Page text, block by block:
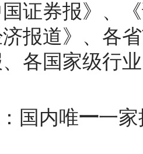
证券报》、
报道》、各
各国家级行
：国内唯一一家